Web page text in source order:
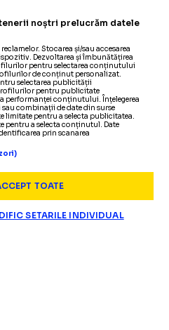
noștri prelucrăm datele
Stocarea și/sau accesarea
Dezvoltarea și îmbunătățirea
pentru selectarea conținutului
de conținut personalizat.
selectarea publicității
pentru publicitate
performanței conținutului. Înțelegerea
combinații de date din surse
limitate pentru a selecta publicitatea.
pentru a selecta conținutul. Date
prin scanarea
TOATE
SETARILE INDIVIDUAL